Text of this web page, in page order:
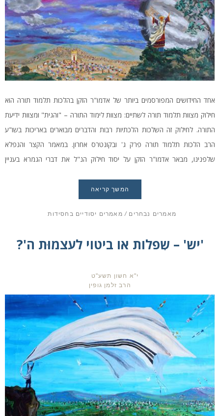
אחד החידושים המפורסמים ביותר של אדמו"ר הזקן בהלכות תלמוד תורה הוא
חילוק מצוות תלמוד תורה לשתיים: מצוות לימוד התורה – "והגית" ומצוות ידיעת
התורה. לחילוק זה השלכות הלכתיות רבות והדברים מבוארים באריכות בשו"ע
הרב הלכות תלמוד תורה פרק ג' ובקונטרס אחרון. במאמר הקצר והנפלא
שלפנינו, מבאר אדמו"ר הזקן על יסוד חילוק הנ"ל את דברי הגמרא בעניין
המועילה לנפש יותר מהלימוד. הדגשנו כמה 'משפטי מפתח' בכדי להקל על
המשך קריאה
מאמרים נבחרים / מאמרים יסודיים בחסידות
'יש' – שִפלות או ביטוי לעצמוּת ה'?
י"א חשון תשע"ט
הרב זלמן גופין